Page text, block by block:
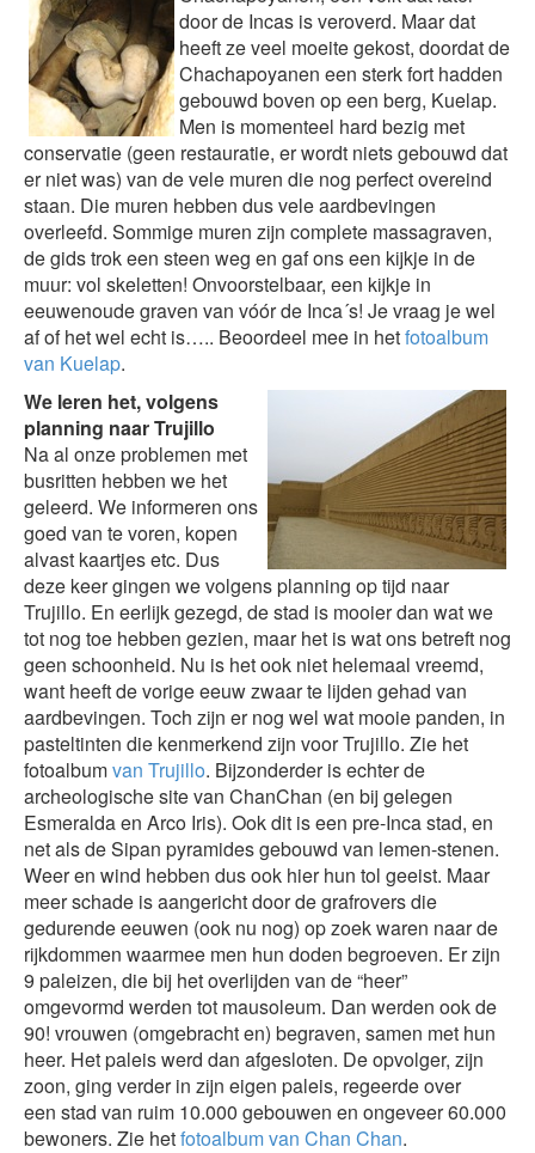
door de Incas is veroverd. Maar dat
heeft ze veel moeite gekost, doordat de
Chachapoyanen een sterk fort hadden
gebouwd boven op een berg, Kuelap.
Men is momenteel hard bezig met
conservatie (geen restauratie, er wordt niets gebouwd dat
er niet was) van de vele muren die nog perfect overeind
staan. Die muren hebben dus vele aardbevingen
overleefd. Sommige muren zijn complete massagraven,
de gids trok een steen weg en gaf ons een kijkje in de
muur: vol skeletten! Onvoorstelbaar, een kijkje in
eeuwenoude graven van vóór de Inca´s! Je vraag je wel
af of het wel echt is….. Beoordeel mee in hetfotoalbum
van Kuelap.
We leren het, volgens
planning naar Trujillo
Na al onze problemen met
busritten hebben we het
geleerd. We informeren ons
goed van te voren, kopen
alvast kaartjes etc. Dus
deze keer gingen we volgens planning op tijd naar
Trujillo. En eerlijk gezegd, de stad is mooier dan wat we
tot nog toe hebben gezien, maar het is wat ons betreft nog
geen schoonheid. Nu is het ook niet helemaal vreemd,
want heeft de vorige eeuw zwaar te lijden gehad van
aardbevingen. Toch zijn er nog wel wat mooie panden, in
pasteltinten die kenmerkend zijn voor Trujillo. Zie het
fotoalbumvan Trujillo. Bijzonderder is echter de
archeologische site van ChanChan (en bij gelegen
Esmeralda en Arco Iris). Ook dit is een pre-Inca stad, en
net als de Sipan pyramides gebouwd van lemen-stenen.
Weer en wind hebben dus ook hier hun tol geeist. Maar
meer schade is aangericht door de grafrovers die
gedurende eeuwen (ook nu nog) op zoek waren naar de
rijkdommen waarmee men hun doden begroeven. Er zijn
9 paleizen, die bij het overlijden van de “heer”
omgevormd werden tot mausoleum. Dan werden ook de
90! vrouwen (omgebracht en) begraven, samen met hun
heer. Het paleis werd dan afgesloten. De opvolger, zijn
zoon, ging verder in zijn eigen paleis, regeerde over
een stad van ruim 10.000 gebouwen en ongeveer 60.000
bewoners. Zie hetfotoalbum van Chan Chan.